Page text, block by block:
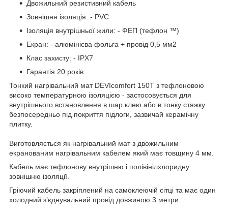
Двожильний резистивний кабель
Зовнішня ізоляція: - PVC
Ізоляція внутрішньої жили: - ФЕП (тефлон ™)
Екран: - алюмінієва фольга + провід 0,5 мм2
Клас захисту: - IPX7
Гарантія 20 років
Тонкий нагрівальний мат DEVIcomfort 150T з тефлоновою
високо температурною ізоляцією - застосовується для
внутрішнього встановлення в шар клею або в тонку стяжку
безпосередньо під покриття підлоги, зазвичай керамічну
плитку.
Виготовляється як нагрівальний мат з двожильним
екранованим нагрівальним кабелем який має товщину 4 мм.
Кабель має тефлонову внутрішню і полівінілхлоридну
зовнішню ізоляції.
Гріючий кабель закріплений на самоклеючій сітці та має один
холодний з’єднувальний провід довжиною 3 метри.